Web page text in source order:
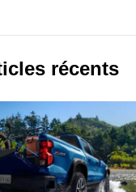
récents